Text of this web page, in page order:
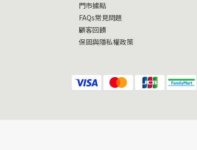
門市據點
FAQs常見問題
顧客回饋
保固與隱私權政策